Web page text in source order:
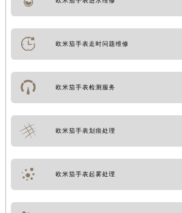
欧米茄手表走时问题维修
欧米茄手表检测服务
欧米茄手表划痕处理
欧米茄手表起雾处理